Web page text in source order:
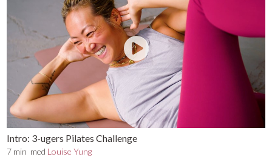
Intro: 3-ugers Pilates Challenge
7 min med Louise Yung